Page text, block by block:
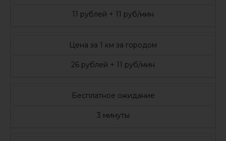
11 рублей + 11 руб/мин
Цена за 1 км за городом
26 рублей + 11 руб/мин
Бесплатное ожидание
3 минуты